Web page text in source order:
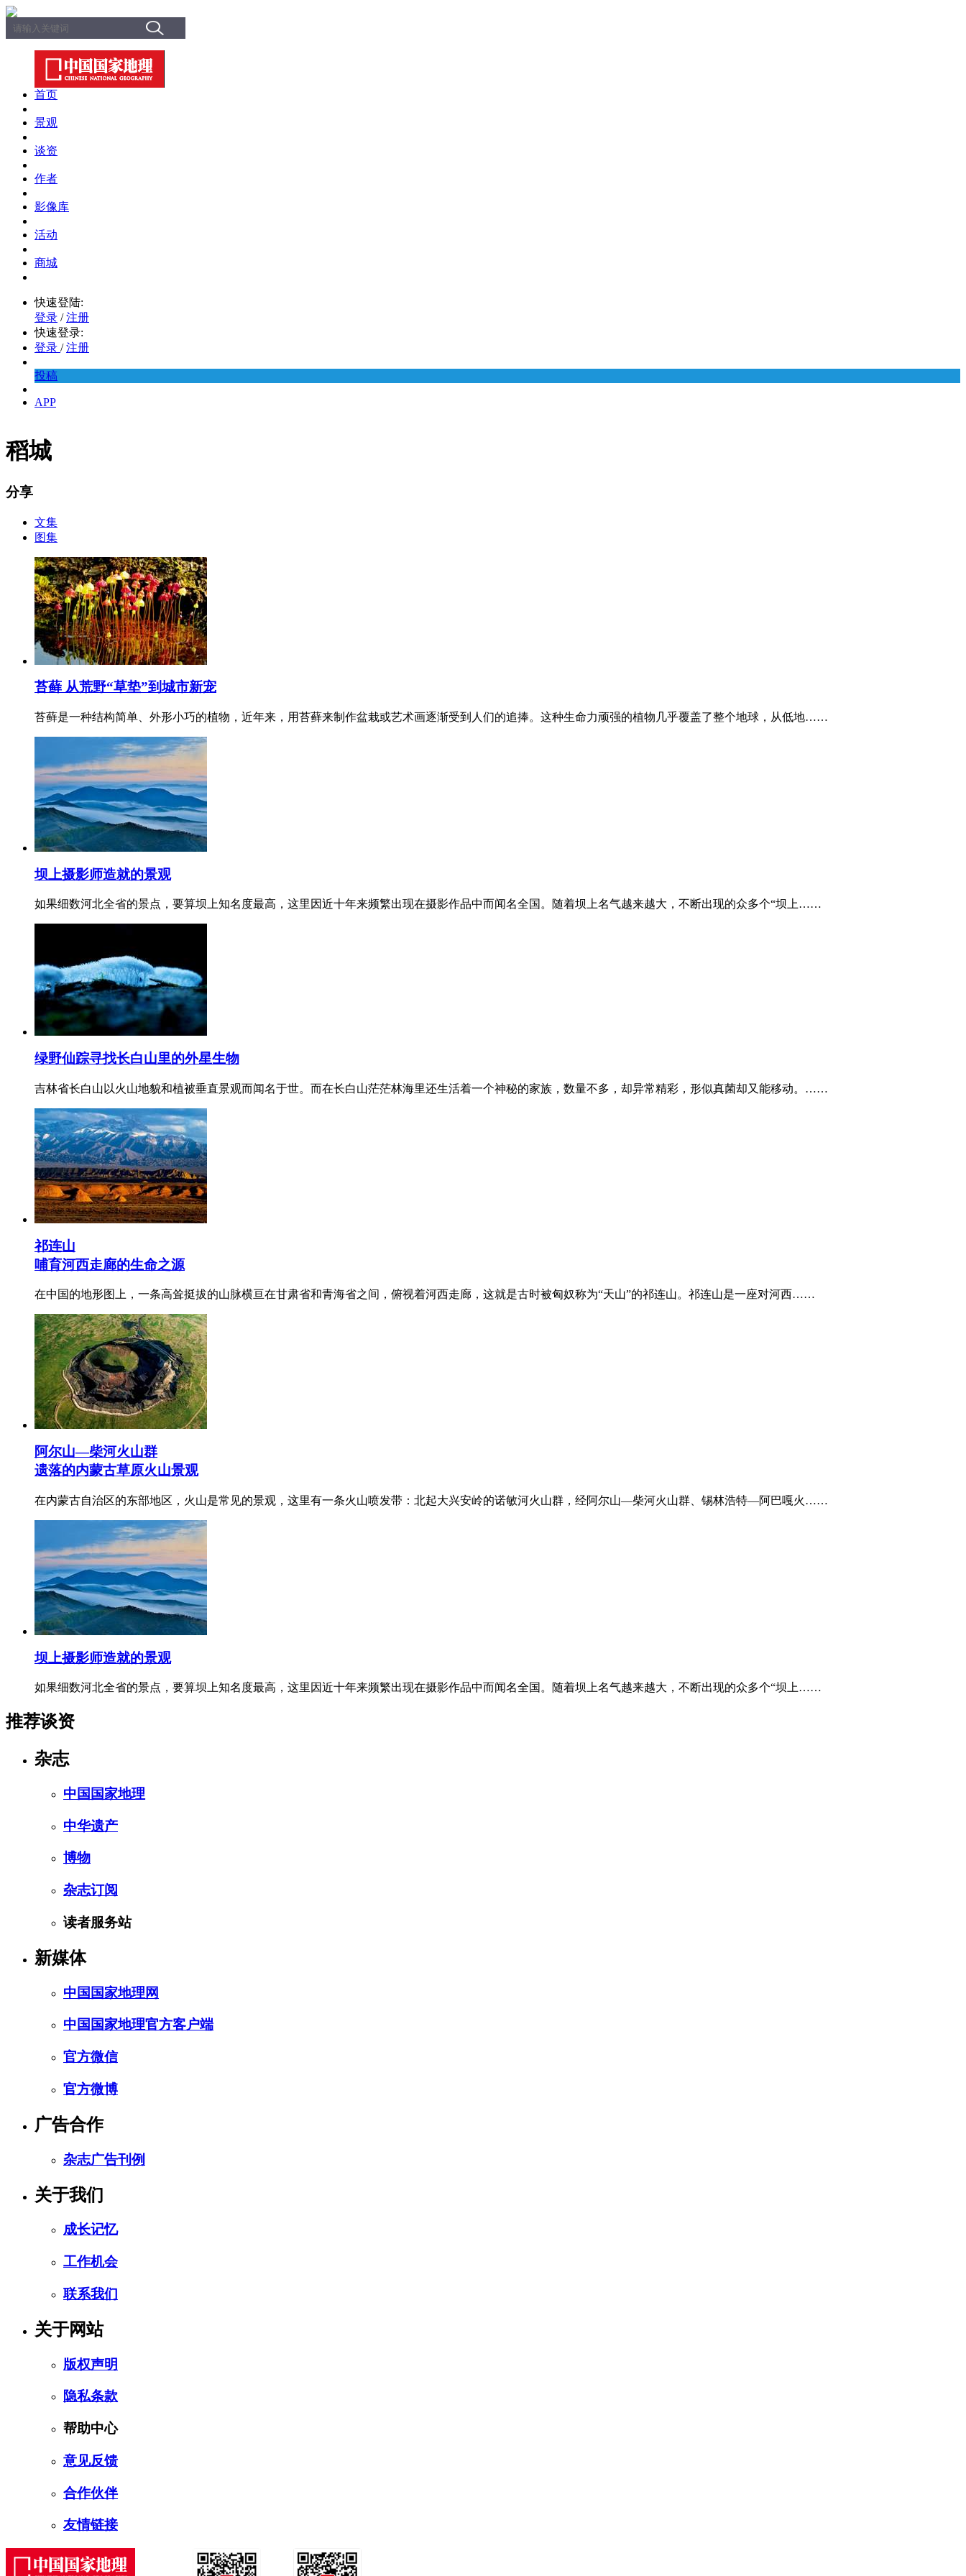
首页
景观
谈资
作者
影像库
活动
商城
快速登陆:
登录 / 注册
快速登录:
登录 / 注册
投稿
APP
稻城
分享
文集
图集
苔藓 从荒野“草垫”到城市新宠
苔藓是一种结构简单、外形小巧的植物，近年来，用苔藓来制作盆栽或艺术画逐渐受到人们的追捧。这种生命力顽强的植物几乎覆盖了整个地球，从低地……
坝上摄影师造就的景观
如果细数河北全省的景点，要算坝上知名度最高，这里因近十年来频繁出现在摄影作品中而闻名全国。随着坝上名气越来越大，不断出现的众多个“坝上……
绿野仙踪寻找长白山里的外星生物
吉林省长白山以火山地貌和植被垂直景观而闻名于世。而在长白山茫茫林海里还生活着一个神秘的家族，数量不多，却异常精彩，形似真菌却又能移动。……
祁连山
哺育河西走廊的生命之源
在中国的地形图上，一条高耸挺拔的山脉横亘在甘肃省和青海省之间，俯视着河西走廊，这就是古时被匈奴称为“天山”的祁连山。祁连山是一座对河西……
阿尔山—柴河火山群
遗落的内蒙古草原火山景观
在内蒙古自治区的东部地区，火山是常见的景观，这里有一条火山喷发带：北起大兴安岭的诺敏河火山群，经阿尔山—柴河火山群、锡林浩特—阿巴嘎火……
坝上摄影师造就的景观
如果细数河北全省的景点，要算坝上知名度最高，这里因近十年来频繁出现在摄影作品中而闻名全国。随着坝上名气越来越大，不断出现的众多个“坝上……
推荐谈资
杂志
中国国家地理
中华遗产
博物
杂志订阅
读者服务站
新媒体
中国国家地理网
中国国家地理官方客户端
官方微信
官方微博
广告合作
杂志广告刊例
关于我们
成长记忆
工作机会
联系我们
关于网站
版权声明
隐私条款
帮助中心
意见反馈
合作伙伴
友情链接